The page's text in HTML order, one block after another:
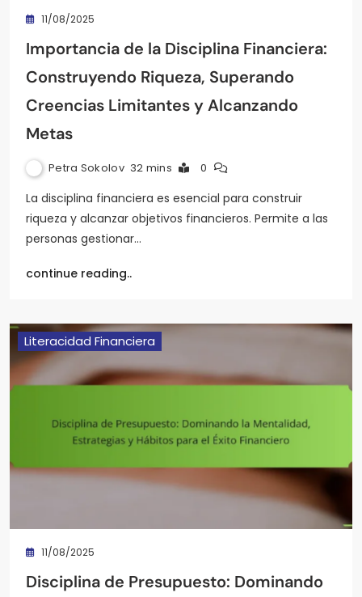
11/08/2025
Importancia de la Disciplina Financiera:
Construyendo Riqueza, Superando
Creencias Limitantes y Alcanzando
Metas
Petra Sokolov 32 mins 0
La disciplina financiera es esencial para construir
riqueza y alcanzar objetivos financieros. Permite a las
personas gestionar…
continue reading..
Literacidad Financiera
11/08/2025
Disciplina de Presupuesto: Dominando